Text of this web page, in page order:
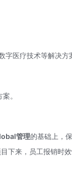
医疗技术等解决方
案。
管理的基础上，
下来，员工报销时